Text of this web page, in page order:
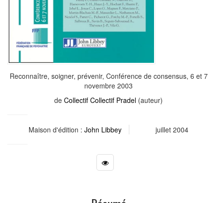
Reconnaître, soigner, prévenir, Conférence de consensus, 6 et 7
novembre 2003
de Collectif Collectif Pradel (auteur)
Maison d'édition : John Libbey juillet 2004